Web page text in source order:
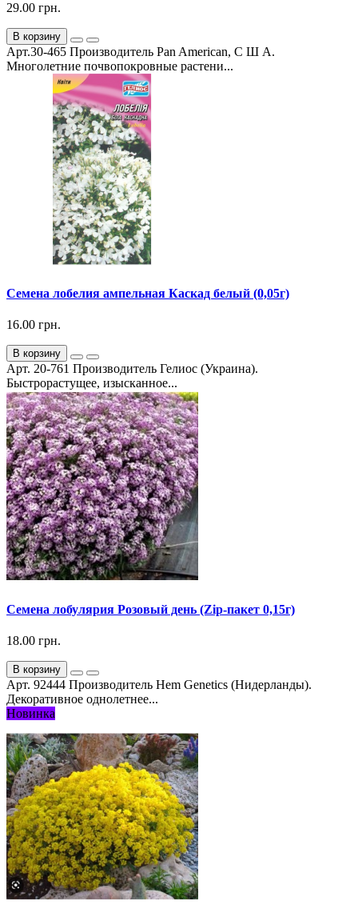
29.00 грн.
В корзину
Арт.30-465 Производитель Pan American, С Ш А.
Многолетние почвопокровные растени...
Семена лобелия ампельная Каскад белый (0,05г)
16.00 грн.
В корзину
Арт. 20-761 Производитель Гелиос (Украина).
Быстрорастущее, изысканное...
Семена лобулярия Розовый день (Zip-пакет 0,15г)
18.00 грн.
В корзину
Арт. 92444 Производитель Hem Genetics (Нидерланды).
Декоративное однолетнее...
Новинка